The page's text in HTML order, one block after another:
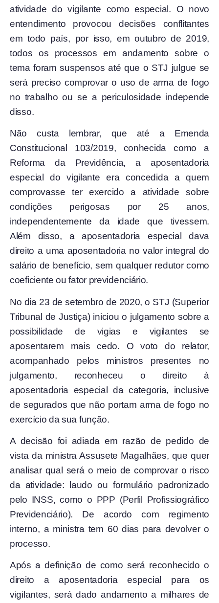
atividade do vigilante como especial. O novo
entendimento provocou decisões conflitantes
em todo país, por isso, em outubro de 2019,
todos os processos em andamento sobre o
tema foram suspensos até que o STJ julgue se
será preciso comprovar o uso de arma de fogo
no trabalho ou se a periculosidade independe
disso.
Não custa lembrar, que até a Emenda
Constitucional 103/2019, conhecida como a
Reforma da Previdência, a aposentadoria
especial do vigilante era concedida a quem
comprovasse ter exercido a atividade sobre
condições perigosas por 25 anos,
independentemente da idade que tivessem.
Além disso, a aposentadoria especial dava
direito a uma aposentadoria no valor integral do
salário de benefício, sem qualquer redutor como
coeficiente ou fator previdenciário.
No dia 23 de setembro de 2020, o STJ (Superior
Tribunal de Justiça) iniciou o julgamento sobre a
possibilidade de vigias e vigilantes se
aposentarem mais cedo. O voto do relator,
acompanhado pelos ministros presentes no
julgamento, reconheceu o direito à
aposentadoria especial da categoria, inclusive
de segurados que não portam arma de fogo no
exercício da sua função.
A decisão foi adiada em razão de pedido de
vista da ministra Assusete Magalhães, que quer
analisar qual será o meio de comprovar o risco
da atividade: laudo ou formulário padronizado
pelo INSS, como o PPP (Perfil Profissiográfico
Previdenciário). De acordo com regimento
interno, a ministra tem 60 dias para devolver o
processo.
Após a definição de como será reconhecido o
direito a aposentadoria especial para os
vigilantes, será dado andamento a milhares de